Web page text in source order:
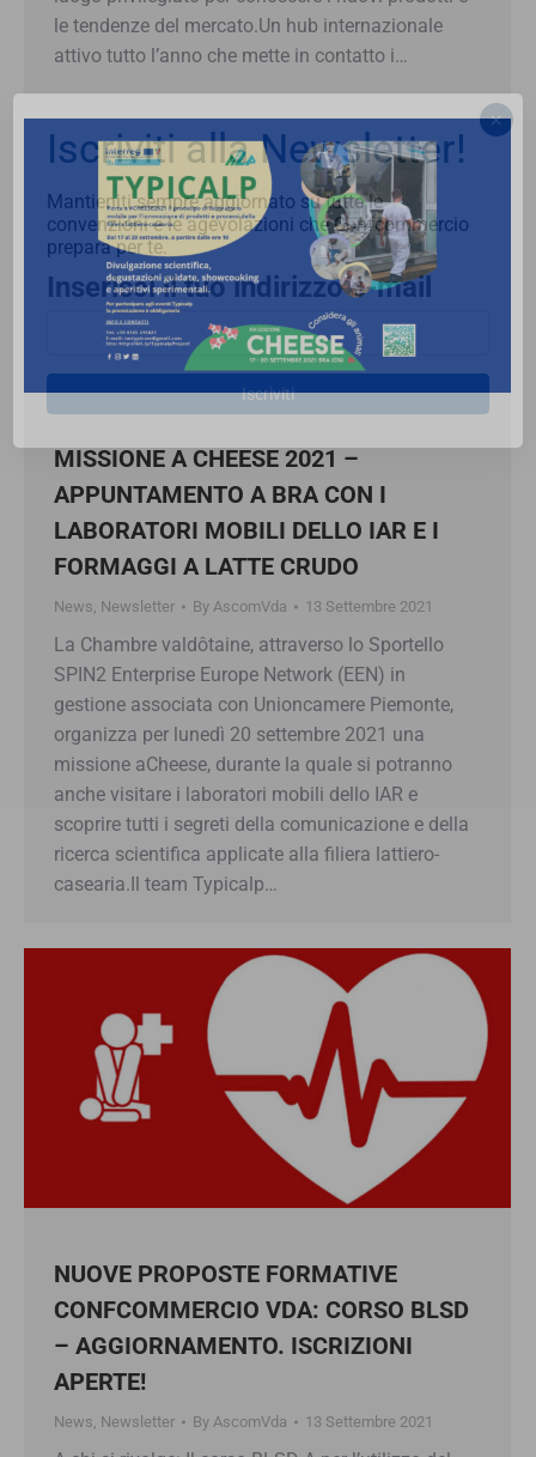
le tendenze del mercato.Un hub internazionale
attivo tutto l’anno che mette in contatto i…
MISSIONE A CHEESE 2021 –
APPUNTAMENTO A BRA CON I
LABORATORI MOBILI DELLO IAR E I
FORMAGGI A LATTE CRUDO
News, Newsletter By AscomVda 13 Settembre 2021
La Chambre valdôtaine, attraverso lo Sportello
SPIN2 Enterprise Europe Network (EEN) in
gestione associata con Unioncamere Piemonte,
organizza per lunedì 20 settembre 2021 una
missione aCheese, durante la quale si potranno
anche visitare i laboratori mobili dello IAR e
scoprire tutti i segreti della comunicazione e della
ricerca scientifica applicate alla filiera lattiero-
casearia.Il team Typicalp…
NUOVE PROPOSTE FORMATIVE
CONFCOMMERCIO VDA: CORSO BLSD
– AGGIORNAMENTO. ISCRIZIONI
APERTE!
News, Newsletter By AscomVda 13 Settembre 2021
Iscriviti alla Newsletter!
Mantieniti sempre aggiornato su tutte le
convenzioni e le agevolazioni che Confcommercio
prepara per te.
Inserisci il tuo indirizzo e-mail
Iscriviti
×